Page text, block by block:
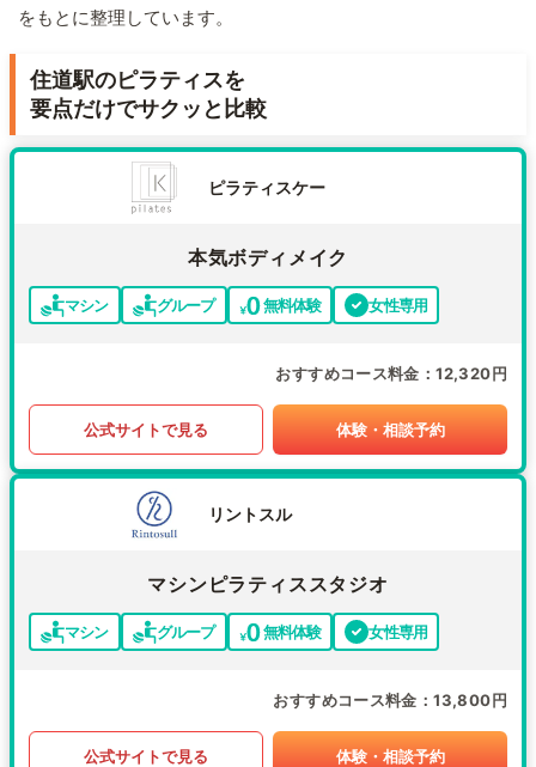
をもとに整理しています。
住道駅のピラティスを
要点だけでサクッと比較
ピラティスケー
本気ボディメイク
マシン グループ 無料体験 女性専用
おすすめコース料金 12,320円
公式サイトで見る 体験・相談予約
リントスル
マシンピラティススタジオ
マシン グループ 無料体験 女性専用
おすすめコース料金 13,800円
公式サイトで見る 体験・相談予約